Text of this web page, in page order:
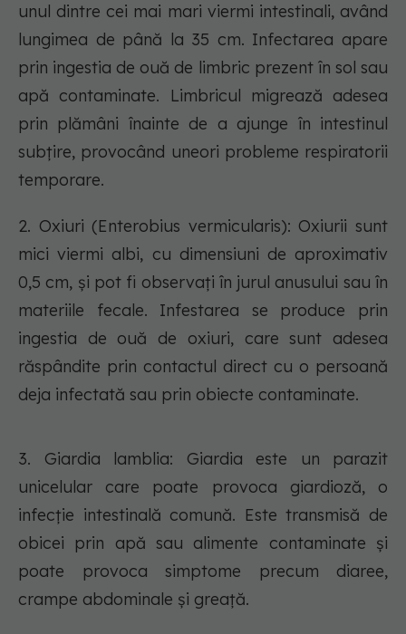
unul dintre cei mai mari viermi intestinali, având
lungimea de până la 35 cm. Infectarea apare
prin ingestia de ouă de limbric prezent în sol sau
apă contaminate. Limbricul migrează adesea
prin plămâni înainte de a ajunge în intestinul
subțire, provocând uneori probleme respiratorii
temporare.
2. Oxiuri (Enterobius vermicularis): Oxiurii sunt
mici viermi albi, cu dimensiuni de aproximativ
0,5 cm, și pot fi observați în jurul anusului sau în
materiile fecale. Infestarea se produce prin
ingestia de ouă de oxiuri, care sunt adesea
răspândite prin contactul direct cu o persoană
deja infectată sau prin obiecte contaminate.
3. Giardia lamblia: Giardia este un parazit
unicelular care poate provoca giardioză, o
infecție intestinală comună. Este transmisă de
obicei prin apă sau alimente contaminate și
poate provoca simptome precum diaree,
crampe abdominale și greață.